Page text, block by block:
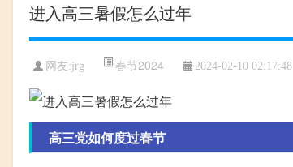
进入高三暑假怎么过年
网友:jrg 春节2024 2024-02-10 02:17:48
高三党如何度过春节